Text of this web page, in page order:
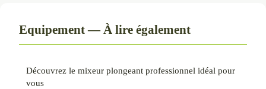
Equipement — À lire également
Découvrez le mixeur plongeant professionnel idéal pour
vous